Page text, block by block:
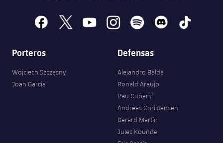
facebook
x youtubeinstagramspotify discord tiktok
Porteros
Wojciech Szczęsny
Joan Garcia
Defensas
Alejandro Balde
Ronald Araujo
Pau Cubarsí
Andreas Christensen
Gerard Martín
Jules Kounde